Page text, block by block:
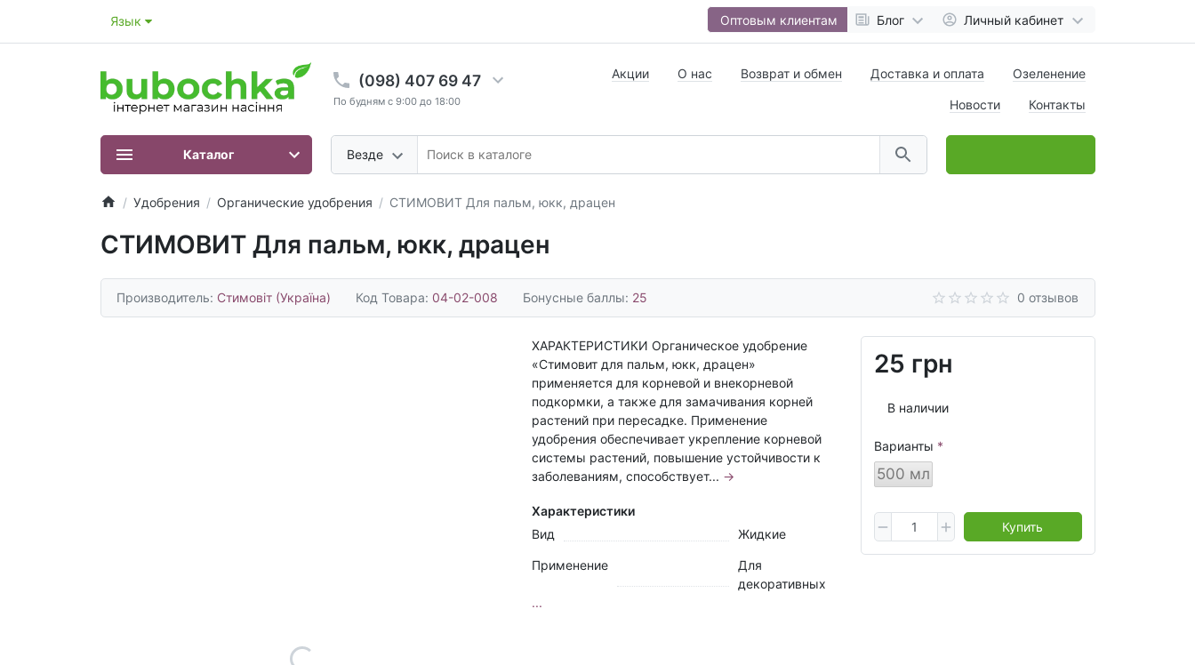
Язык Оптовым клиентам Блог Личный кабинет
(098) 407 69 47
По будням с 9:00 до 18:00
Везде
Акции О нас Возврат и обмен Доставка и оплата Озеленение
Новости Контакты
Каталог
Удобрения Органические удобрения СТИМОВИТ Для пальм, юкк, драцен
СТИМОВИТ Для пальм, юкк, драцен
Производитель: Стимовіт (Україна) Код Товара: 04-02-008 Бонусные баллы: 25 0 отзывов
25 грн
В наличии
Варианты
500 мл
Купить
ХАРАКТЕРИСТИКИ Органическое удобрение
«Стимовит для пальм, юкк, драцен»
применяется для корневой и внекорневой
подкормки, а также для замачивания корней
растений при пересадке. Применение
удобрения обеспечивает укрепление корневой
системы растений, повышение устойчивости к
заболеваниям, способствует... →
Характеристики
Вид
Жидкие
Применение
Для
декоративных
...